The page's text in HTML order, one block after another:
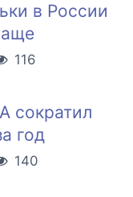
в России
116
сократил
год
140